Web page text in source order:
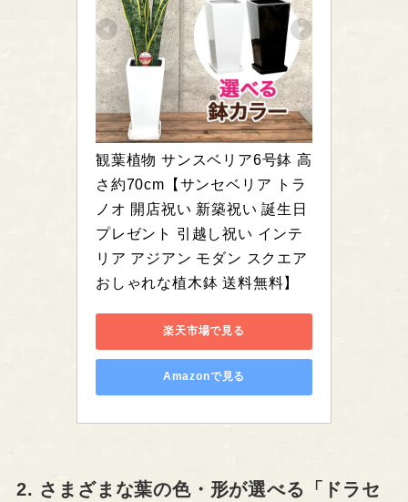
観葉植物 サンスベリア6号鉢 高
さ約70cm【サンセベリア トラ
ノオ 開店祝い 新築祝い 誕生日
プレゼント 引越し祝い インテ
リア アジアン モダン スクエア
おしゃれな植木鉢 送料無料】
楽天市場で見る
Amazonで見る
2. さまざまな葉の色・形が選べる「ドラセ